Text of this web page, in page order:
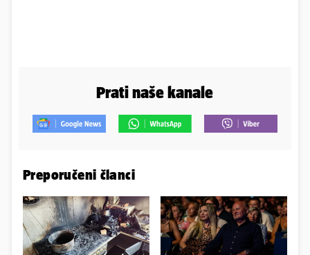
Prati naše kanale
Preporučeni članci